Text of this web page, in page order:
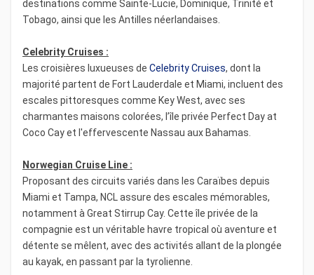
destinations comme Sainte-Lucie, Dominique, Trinité et
Tobago, ainsi que les Antilles néerlandaises.
Celebrity Cruises :
Les croisières luxueuses de Celebrity Cruises, dont la
majorité partent de Fort Lauderdale et Miami, incluent des
escales pittoresques comme Key West, avec ses
charmantes maisons colorées, l’île privée Perfect Day at
Coco Cay et l'effervescente Nassau aux Bahamas.
Norwegian Cruise Line :
Proposant des circuits variés dans les Caraïbes depuis
Miami et Tampa, NCL assure des escales mémorables,
notamment à Great Stirrup Cay. Cette île privée de la
compagnie est un véritable havre tropical où aventure et
détente se mêlent, avec des activités allant de la plongée
au kayak, en passant par la tyrolienne.